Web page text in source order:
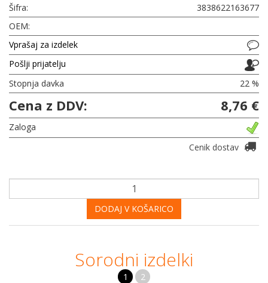
Šifra:
3838622163677
OEM:
Vprašaj za izdelek
Pošlji prijatelju
Stopnja davka
22 %
Cena z DDV: 8,76 €
Zaloga
Cenik dostav
DODAJ V KOŠARICO
Sorodni izdelki
1 2